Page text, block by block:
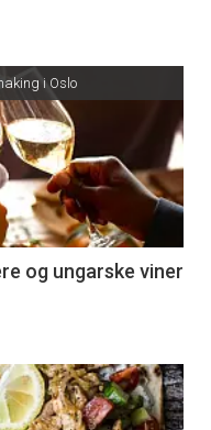
i Oslo
og ungarske viner